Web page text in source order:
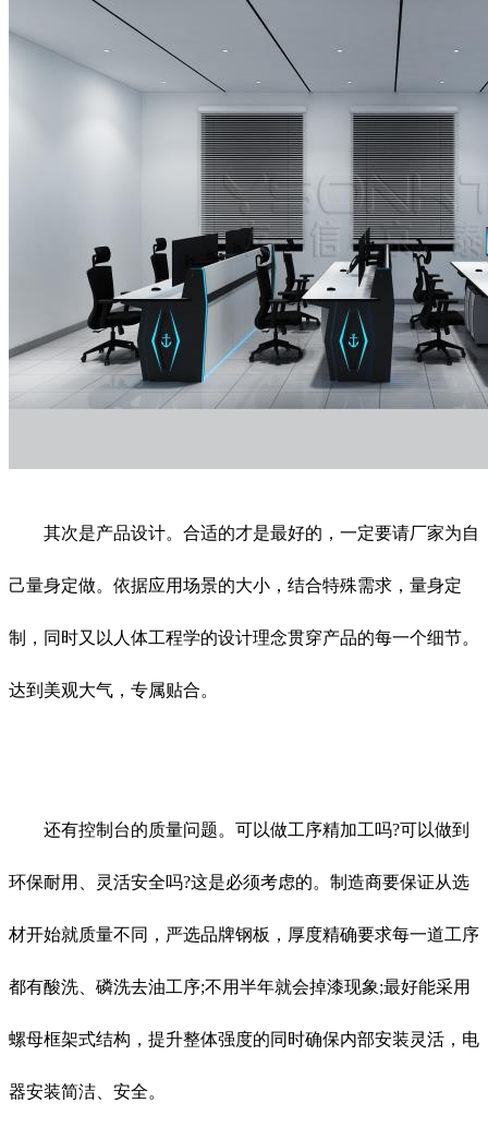
其次是产品设计。合适的才是最好的，一定要请厂家为自
己量身定做。依据应用场景的大小，结合特殊需求，量身定
制，同时又以人体工程学的设计理念贯穿产品的每一个细节。
达到美观大气，专属贴合。
还有控制台的质量问题。可以做工序精加工吗?可以做到
环保耐用、灵活安全吗?这是必须考虑的。制造商要保证从选
材开始就质量不同，严选品牌钢板，厚度精确要求每一道工序
都有酸洗、磷洗去油工序;不用半年就会掉漆现象;最好能采用
螺母框架式结构，提升整体强度的同时确保内部安装灵活，电
器安装简洁、安全。